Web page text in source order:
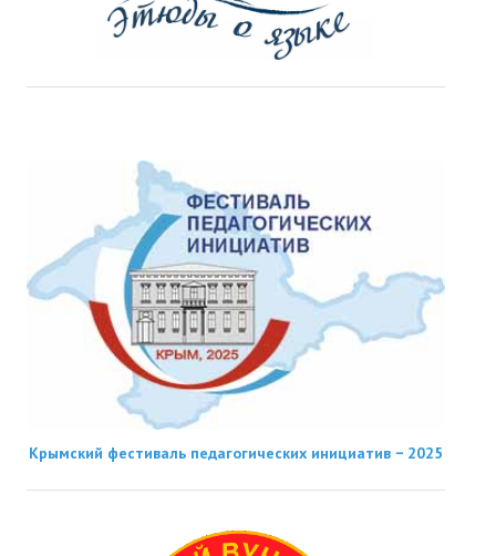
Крымский фестиваль педагогических инициатив − 2025